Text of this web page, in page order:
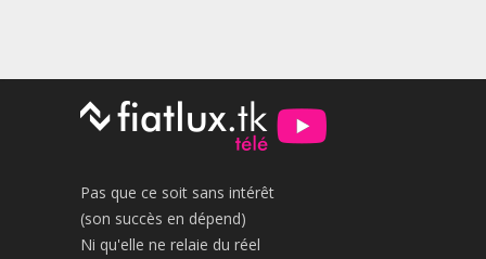
Pas que ce soit sans intérêt
(son succès en dépend)
Ni qu'elle ne relaie du réel